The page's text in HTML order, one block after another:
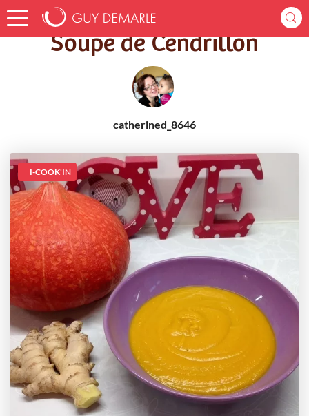
Accueil Recettes Soupe de Cendrillon
Soupe de Cendrillon
catherined_8646
I-COOK'IN